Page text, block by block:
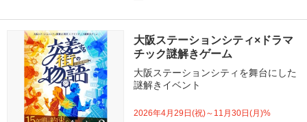
大阪ステーションシティ×ドラマ
チック謎解きゲーム
大阪ステーションシティを舞台にした
謎解きイベント
2026年4月29日(祝)～11月30日(月)%